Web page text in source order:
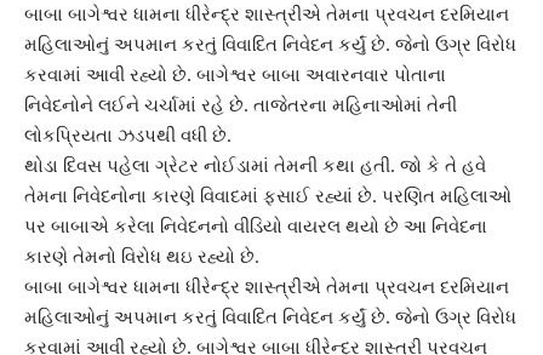
બાબા બાગેશ્વર ધામના ધીરેન્દ્ર શાસ્ત્રીએ તેમના પ્રવચન દરમિયાન
મહિલાઓનું અપમાન કરતું વિવાદિત નિવેદન કર્યું છે. જેનો ઉગ્ર વિરોધ
કરવામાં આવી રહ્યો છે. બાગેશ્વર બાબા અવારનવાર પોતાના
નિવેદનોને લઈને ચર્ચામાં રહે છે. તાજેતરના મહિનાઓમાં તેની
લોકપ્રિયતા ઝડપથી વધી છે.
થોડા દિવસ પહેલા ગ્રેટર નોઈડામાં તેમની કથા હતી. જો કે તે હવે
તેમના નિવેદનોના કારણે વિવાદમાં ફસાઈ રહ્યાં છે. પરણિત મહિલાઓ
પર બાબાએ કરેલા નિવેદનનો વીડિયો વાયરલ થયો છે આ નિવેદના
કારણે તેમનો વિરોધ થઇ રહ્યો છે.
બાબા બાગેશ્વર ધામના ધીરેન્દ્ર શાસ્ત્રીએ તેમના પ્રવચન દરમિયાન
મહિલાઓનું અપમાન કરતું વિવાદિત નિવેદન કર્યું છે. જેનો ઉગ્ર વિરોધ
કરવામાં આવી રહ્યો છે. બાગેશ્વર બાબા ધીરેન્દ્ર શાસ્ત્રી પ્રવચન